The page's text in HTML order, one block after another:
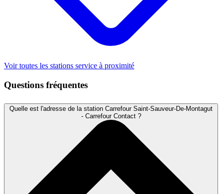
Voir toutes les stations service à proximité
Questions fréquentes
Quelle est l'adresse de la station Carrefour Saint-Sauveur-De-Montagut
- Carrefour Contact ?